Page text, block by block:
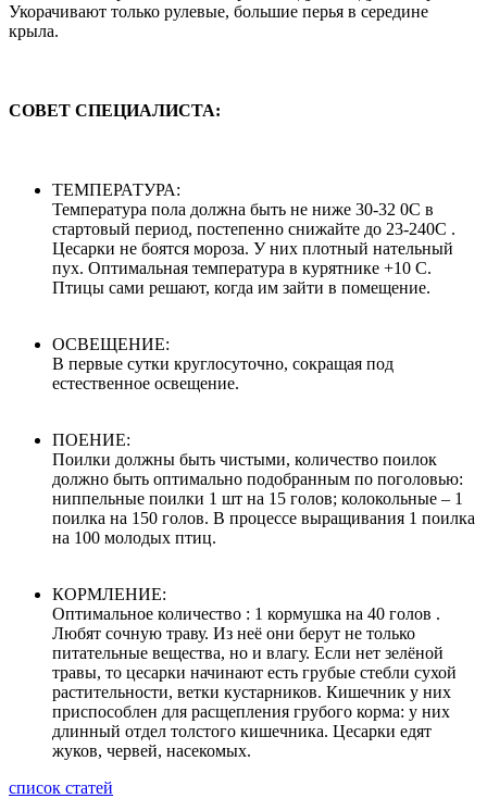
Укорачивают только рулевые, большие перья в середине
крыла.
СОВЕТ СПЕЦИАЛИСТА:
ТЕМПЕРАТУРА:
Температура пола должна быть не ниже 30-32 0С в
стартовый период, постепенно снижайте до 23-240С .
Цесарки не боятся мороза. У них плотный нательный
пух. Оптимальная температура в курятнике +10 С.
Птицы сами решают, когда им зайти в помещение.
ОСВЕЩЕНИЕ:
В первые сутки круглосуточно, сокращая под
естественное освещение.
ПОЕНИЕ:
Поилки должны быть чистыми, количество поилок
должно быть оптимально подобранным по поголовью:
ниппельные поилки 1 шт на 15 голов; колокольные – 1
поилка на 150 голов. В процессе выращивания 1 поилка
на 100 молодых птиц.
КОРМЛЕНИЕ:
Оптимальное количество : 1 кормушка на 40 голов .
Любят сочную траву. Из неё они берут не только
питательные вещества, но и влагу. Если нет зелёной
травы, то цесарки начинают есть грубые стебли сухой
растительности, ветки кустарников. Кишечник у них
приспособлен для расщепления грубого корма: у них
длинный отдел толстого кишечника. Цесарки едят
жуков, червей, насекомых.
список статей